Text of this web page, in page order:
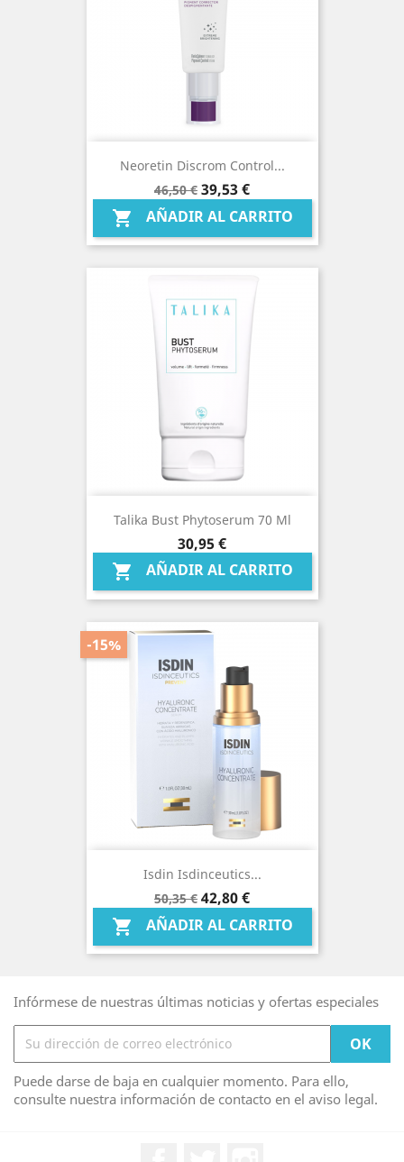
Neoretin Discrom Control...
Precio
base
46,50 € Precio
39,53 €
 AÑADIR AL CARRITO
Talika Bust Phytoserum 70 Ml
Precio
30,95 €
 AÑADIR AL CARRITO
Isdin Isdinceutics...
Precio
base
50,35 €
-15%
Precio
42,80 €
 AÑADIR AL CARRITO
Infórmese de nuestras últimas noticias y ofertas especiales
Puede darse de baja en cualquier momento. Para ello,
consulte nuestra información de contacto en el aviso legal.